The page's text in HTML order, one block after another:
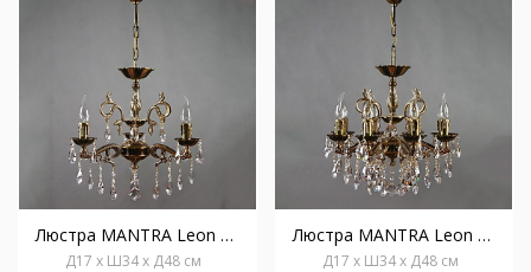
Люстра MANTRA Leon Ambiente 3L 2128/3 PB Tear Drop
Д17 x Ш34 x Д48 см
Люстра MANTRA Leon Ambiente 8L 2128/8 PB Tear Drop
Д17 x Ш34 x Д48 см